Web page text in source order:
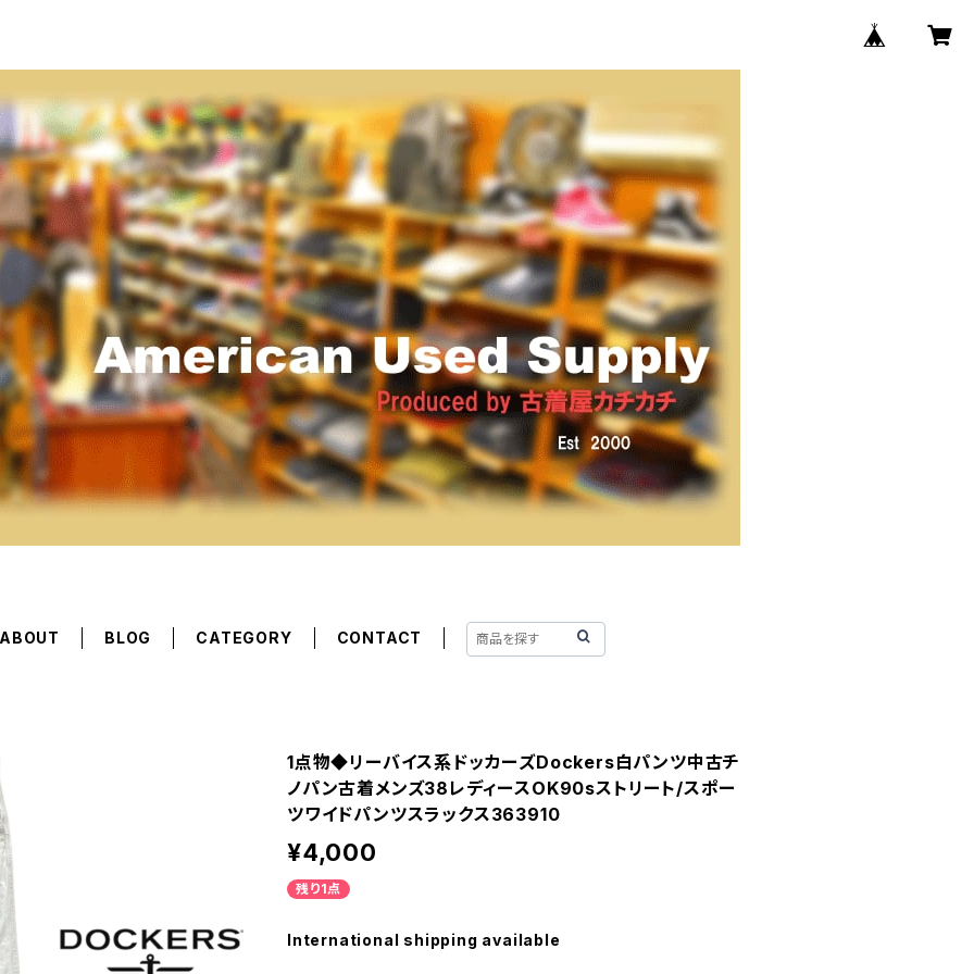
BLOG CATEGORY CONTACT
1点物◆リーバイス系ドッカーズDockers白パンツ中古チ
ノパン古着メンズ38レディースOK90sストリート/スポー
ツワイドパンツスラックス363910
¥4,000
残り1点
International shipping available